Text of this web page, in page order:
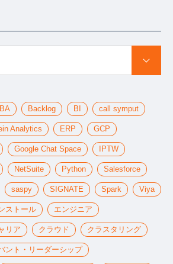
BA Backlog BI call symput
Analytics ERP GCP
Google Chat Space IPTW
NetSuite Python Salesforce
saspy SIGNATE Spark Viya
ストール エンジニア
リア クラウド クラスタリング
ント・リーダーシップ